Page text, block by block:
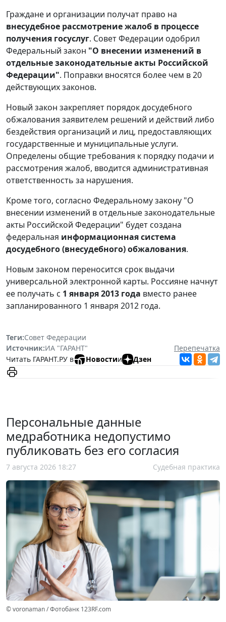
Граждане и организации получат право на
внесудебное рассмотрение жалоб в процессе
получения госуслуг. Совет Федерации одобрил
Федеральный закон "О внесении изменений в
отдельные законодательные акты Российской
Федерации". Поправки вносятся более чем в 20
действующих законов.
Новый закон закрепляет порядок досудебного
обжалования заявителем решений и действий либо
бездействия организаций и лиц, предоставляющих
государственные и муниципальные услуги.
Определены общие требования к порядку подачи и
рассмотрения жалоб, вводится административная
ответственность за нарушения.
Кроме того, согласно Федеральному закону "О
внесении изменений в отдельные законодательные
акты Российской Федерации" будет создана
федеральная информационная система
досудебного (внесудебного) обжалования.
Новым законом переносится срок выдачи
универсальной электронной карты. Россияне начнут
ее получать с 1 января 2013 года вместо ранее
запланированного 1 января 2012 года.
Теги:Совет Федерации
Источник:ИА "ГАРАНТ"
Перепечатка
Читать ГАРАНТ.РУ в
Новостии Дзен
Персональные данные
медработника недопустимо
публиковать без его согласия
7 августа 2026 18:27 Судебная практика
© voronaman / Фотобанк 123RF.com